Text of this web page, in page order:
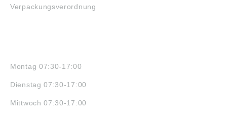
Verpackungsverordnung
Montag 07:30-17:00
Dienstag 07:30-17:00
Mittwoch 07:30-17:00